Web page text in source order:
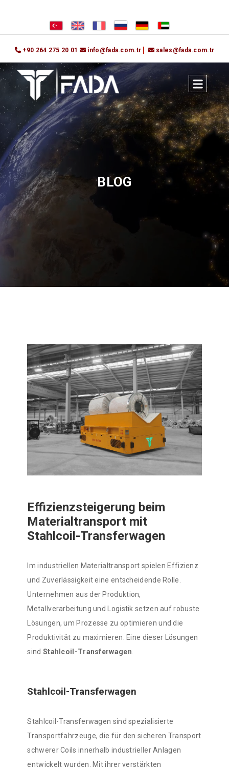
+90 264 275 20 01 info@fada.com.tr sales@fada.com.tr
BLOG
Effizienzsteigerung beim
Materialtransport mit
Stahlcoil-Transferwagen
Im industriellen Materialtransport spielen Effizienz
und Zuverlässigkeit eine entscheidende Rolle.
Unternehmen aus der Produktion,
Metallverarbeitung und Logistik setzen auf robuste
Lösungen, um Prozesse zu optimieren und die
Produktivität zu maximieren. Eine dieser Lösungen
sind Stahlcoil-Transferwagen
Stahlcoil-Transferwagen
Stahlcoil-Transferwagen sind spezialisierte
Transportfahrzeuge, die für den sicheren Transport
schwerer Coils innerhalb industrieller Anlagen
entwickelt wurden. Mit ihrer verstärkten